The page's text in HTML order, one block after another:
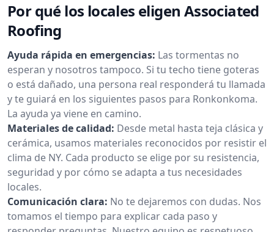
Por qué los locales eligen Associated
Roofing
Ayuda rápida en emergencias: Las tormentas no
esperan y nosotros tampoco. Si tu techo tiene goteras
o está dañado, una persona real responderá tu llamada
y te guiará en los siguientes pasos para Ronkonkoma.
La ayuda ya viene en camino.
Materiales de calidad: Desde metal hasta teja clásica y
cerámica, usamos materiales reconocidos por resistir el
clima de NY. Cada producto se elige por su resistencia,
seguridad y por cómo se adapta a tus necesidades
locales.
Comunicación clara: No te dejaremos con dudas. Nos
tomamos el tiempo para explicar cada paso y